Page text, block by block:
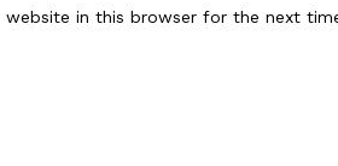
website in this browser for the next